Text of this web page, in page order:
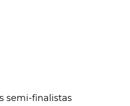
semi-finalistas